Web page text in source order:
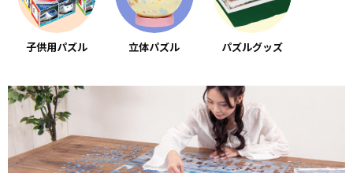
子供用パズル 立体パズル パズルグッズ